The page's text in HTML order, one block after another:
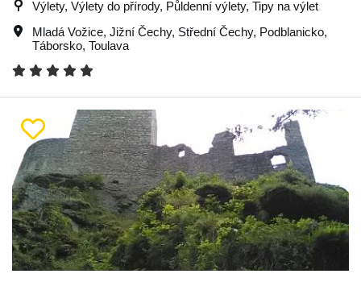
Výlety, Výlety do přírody, Půldenní výlety, Tipy na výlet
Mladá Vožice, Jižní Čechy, Střední Čechy, Podblanicko,
Táborsko, Toulava